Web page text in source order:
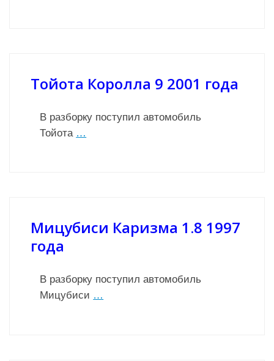
Тойота Королла 9 2001 года
В разборку поступил автомобиль
Тойота …
Мицубиси Каризма 1.8 1997
года
В разборку поступил автомобиль
Мицубиси …